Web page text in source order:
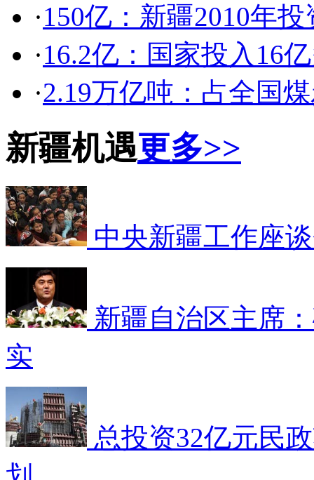
·150亿：新疆2010年
·16.2亿：国家投入16
·2.19万亿吨：占全国
新疆机遇更多>>
中央新疆工作座
新疆自治区主席
实
总投资32亿元民